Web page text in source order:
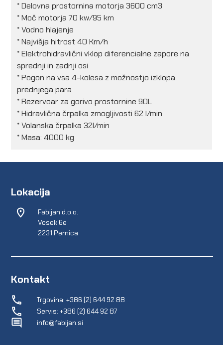
* Delovna prostornina motorja 3600 cm3
* Moč motorja 70 kw/95 km
* Vodno hlajenje
* Najvišja hitrost 40 Km/h
* Elektrohidravlični vklop diferencialne zapore na
sprednji in zadnji osi
* Pogon na vsa 4-kolesa z možnostjo izklopa
prednjega para
* Rezervoar za gorivo prostornine 90L
* Hidravlična črpalka zmogljivosti 62 l/min
* Volanska črpalka 32l/min
* Masa: 4000 kg
Lokacija
Fabijan d.o.o.
Vosek 6e
2231 Pernica
Kontakt
Trgovina: +386 (2) 644 92 88
Servis: +386 (2) 644 92 87
info@fabijan.si